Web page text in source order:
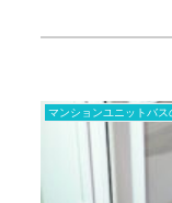
マンションユニットバス